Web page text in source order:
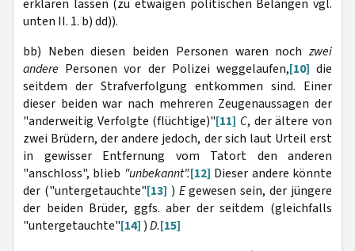
erklären lassen (zu etwaigen politischen Belangen vgl.
unten II. 1. b) dd)).
bb) Neben diesen beiden Personen waren noch zwei
andere Personen vor der Polizei weggelaufen,[10]die
seitdem der Strafverfolgung entkommen sind. Einer
dieser beiden war nach mehreren Zeugenaussagen der
"anderweitig Verfolgte (flüchtige)"[11] C, der ältere von
zwei Brüdern, der andere jedoch, der sich laut Urteil erst
in gewisser Entfernung vom Tatort den anderen
"anschloss", blieb "unbekannt".[12] Dieser andere könnte
der ("untergetauchte"[13] ) Egewesen sein, der jüngere
der beiden Brüder, ggfs. aber der seitdem (gleichfalls
"untergetauchte"[14] )D.[15]